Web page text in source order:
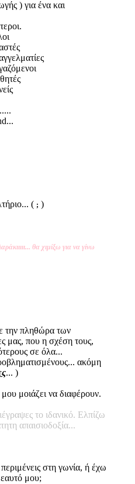
) για ένα και
( ; )
θα χιμίξω για να γίνω
την πληθώρα των
μας, που η σχέση τους,
σε όλα...
ακόμη
... )
μοιάζει να διαφέρουν.
το ιδανικό. Ελπίζω
απαισιοδοξία...
στη γωνία, ή έχω
εαυτό μου;